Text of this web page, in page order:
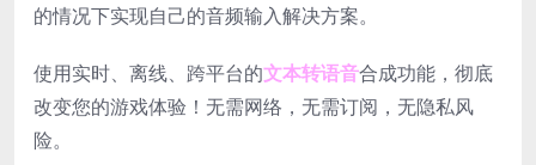
的情况下实现自己的音频输入解决方案。
使用实时、离线、跨平台的文本转语音合成功能，彻底
改变您的游戏体验！无需网络，无需订阅，无隐私风
险。